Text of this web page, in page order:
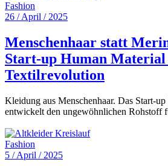
Fashion
26 / April / 2025
Menschenhaar statt
Start-up Human Material
Textilrevolution
Kleidung aus Menschenhaar. Das Start-
entwickelt den ungewöhnlichen Rohstoff
Fashion
5 / April / 2025